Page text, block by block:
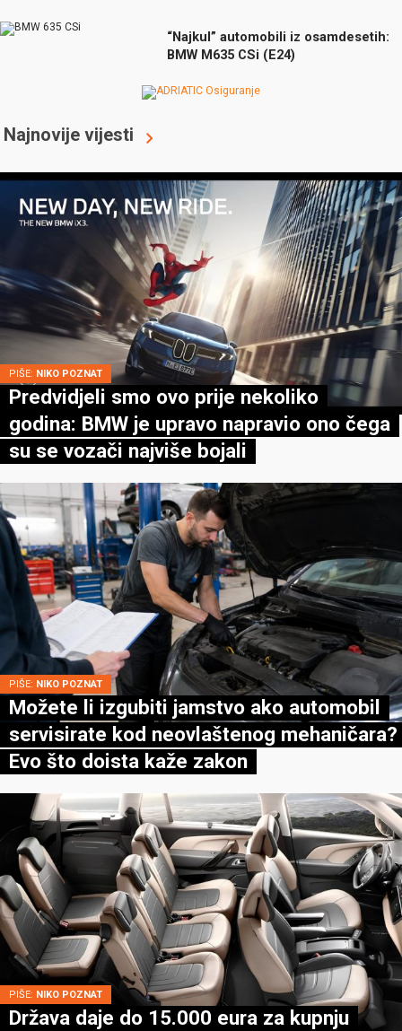
“Najkul” automobili iz osamdesetih:
BMW M635 CSi (E24)
Najnovije vijesti
PIŠE: NIKO POZNAT
Predvidjeli smo ovo prije nekoliko
godina: BMW je upravo napravio ono čega
su se vozači najviše bojali
PIŠE: NIKO POZNAT
Možete li izgubiti jamstvo ako automobil
servisirate kod neovlaštenog mehaničara?
Evo što doista kaže zakon
PIŠE: NIKO POZNAT
Država daje do 15.000 eura za kupnju